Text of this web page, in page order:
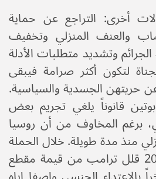
أخرى: التراجع عن حماية
والعنف المنزلي وتخفيف
وتشديد متطلبات الأدلة
لتكون أكثر صرامة فيبقى
عن حريتهن الجسدية والسياسية.
وقع بوتين قانوناً يلغي تجريم بعض
برغم المخاوف من أن روسيا
منذ مدة طويلة. خلال الحملة
الانتخابية في عام 2016 قلل ترامب من قيمة مقطع